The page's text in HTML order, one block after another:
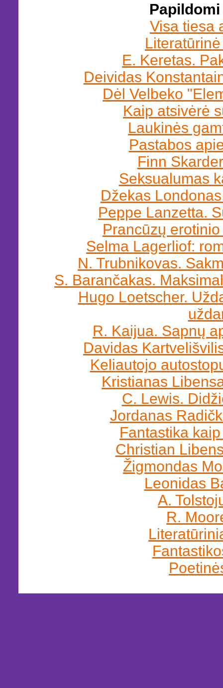
Visa tiesa
E. Keretas.
Deividas
Dėl Velbeko
Kaip atsivėrė
Laukinės
Pastabos
Finn
Seksualumas
Džekas
Peppe Lanzetta.
Prancūzų
Selma Lagerliof:
N. Trubnikovas.
S. Barančakas.
Hugo Loetscher.
R. Kaijua. Sapnų
Davidas
Keliautojo
Kristianas
C. Lewis.
Jordanas
Fantastika
Christian
Žigmondas
Leonidas
A.
R.